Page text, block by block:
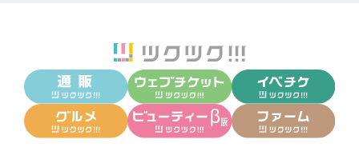
論を3年生の後半からはトレーナー付きで実践に移し
ていきます。そのため、実践デビューにつきものの
不安は最小限に、実践でしか得られない『感覚』や
ケースごとの『調整法』を効率的に身につけること
が可能となっています。